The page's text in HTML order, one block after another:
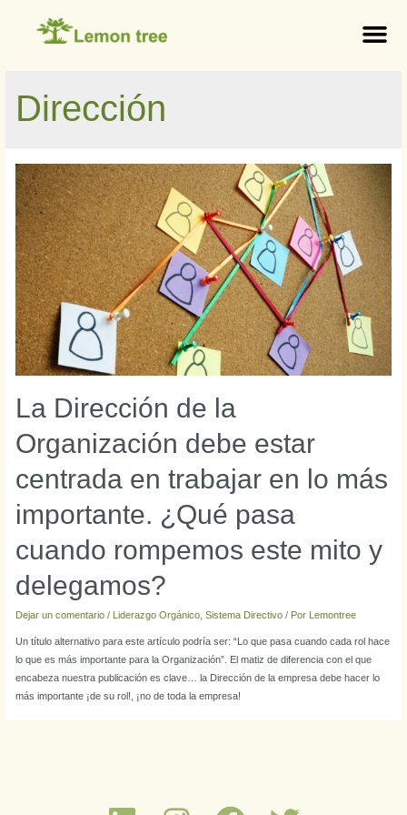
Dirección
La Dirección de la
Organización debe estar
centrada en trabajar en lo más
importante. ¿Qué pasa
cuando rompemos este mito y
delegamos?
Dejar un comentario / Liderazgo Orgánico, Sistema Directivo/ Por Lemontree
Un título alternativo para este artículo podría ser: “Lo que pasa cuando cada rol hace
lo que es más importante para la Organización”. El matiz de diferencia con el que
encabeza nuestra publicación es clave… la Dirección de la empresa debe hacer lo
más importante ¡de su rol!, ¡no de toda la empresa!